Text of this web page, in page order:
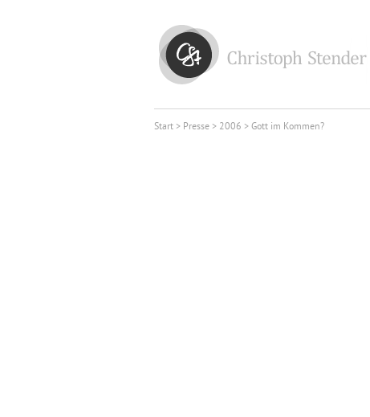
Start> Presse> 2006 > Gott im Kommen?